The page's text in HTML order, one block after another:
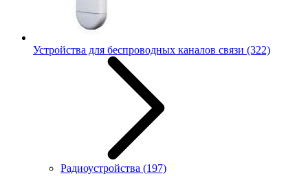
Устройства для беспроводных каналов связи (322)
Радиоустройства (197)